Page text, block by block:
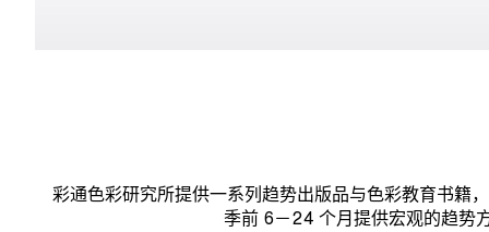
彩通色彩研究所提供一系列趋势出版品与色彩教育书
季前 6－24 个月提供宏观的趋势